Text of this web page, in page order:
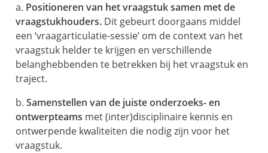
a. Positioneren van het vraagstuk samen met de
vraagstukhouders. Dit gebeurt doorgaans middel
een ‘vraagarticulatie-sessie’ om de context van het
vraagstuk helder te krijgen en verschillende
belanghebbenden te betrekken bij het vraagstuk en
traject.
b. Samenstellen van de juiste onderzoeks- en
ontwerpteams met (inter)disciplinaire kennis en
ontwerpende kwaliteiten die nodig zijn voor het
vraagstuk.